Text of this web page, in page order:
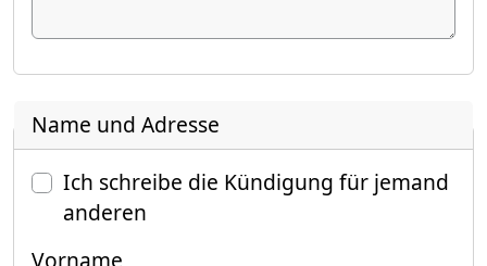
Name und Adresse
Ich schreibe die Kündigung für jemand
anderen